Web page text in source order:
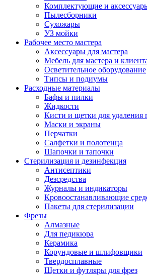
Комплектующие и
Пылесборники
Сухожары
УЗ мойки
Рабочее место мастера
Аксессуары для мастера
Мебель для мастера и
Осветительное оборудование
Типсы и подиумы
Расходные материалы
Бафы и пилки
Жидкости
Кисти и щетки для удаления
Маски и экраны
Перчатки
Салфетки и полотенца
Шапочки и тапочки
Стерилизация и дезинфекция
Антисептики
Дезсредства
Журналы и индикаторы
Кровоостанавливающие
Пакеты для стерилизации
Фрезы
Алмазные
Для педикюра
Керамика
Корундовые и шлифовщики
Твердосплавные
Щетки и футляры для фрез